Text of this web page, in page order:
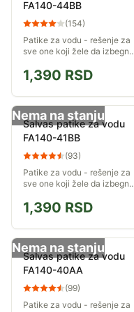
FA140-44BB
(154)
Patike za vodu - rešenje za
sve one koji žele da izbegnu
može da opeče, klizavo tlo, i
ostale neprijatnosti u moru,
reci...
1,390 RSD
Nema na stanju
Salvas patike za vodu
FA140-41BB
(93)
Patike za vodu - rešenje za
sve one koji žele da izbegnu
može da opeče, klizavo tlo, i
ostale neprijatnosti u moru,
reci...
1,390 RSD
Nema na stanju
Salvas patike za vodu
FA140-40AA
(99)
Patike za vodu - rešenje za